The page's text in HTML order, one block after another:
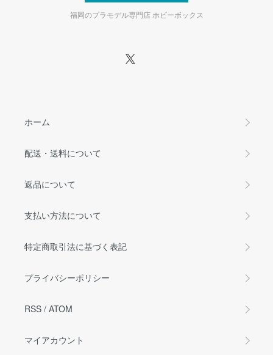
福岡のプラモデル専門店 ホビーボックス
ホーム
配送・送料について
返品について
支払い方法について
特定商取引法に基づく表記
プライバシーポリシー
RSS / ATOM
マイアカウント